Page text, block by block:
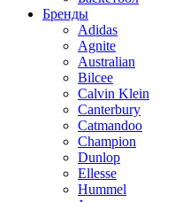
Бренды
Adidas
Agnite
Australian
Bilcee
Calvin Klein
Canterbury
Catmandoo
Champion
Dunlop
Ellesse
Hummel